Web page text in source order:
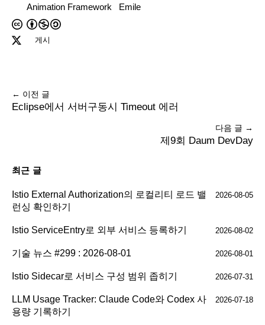
Animation Framework
Emile
게시
← 이전 글
Eclipse에서 서버구동시 Timeout 에러
다음 글 →
제9회 Daum DevDay
최근 글
Istio External Authorization의 로컬리티 로드 밸
런싱 확인하기
2026-08-05
Istio ServiceEntry로 외부 서비스 등록하기 2026-08-02
기술 뉴스 #299 : 2026-08-01 2026-08-01
Istio Sidecar로 서비스 구성 범위 좁히기 2026-07-31
LLM Usage Tracker: Claude Code와 Codex 사
용량 기록하기
2026-07-18